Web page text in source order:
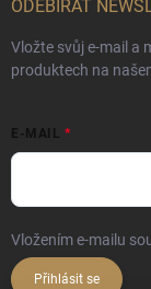
ODEBÍRAT
Vložte svůj e-mail a
produktech na
E-MAIL
Vložením e-mailu
Přihlásit se